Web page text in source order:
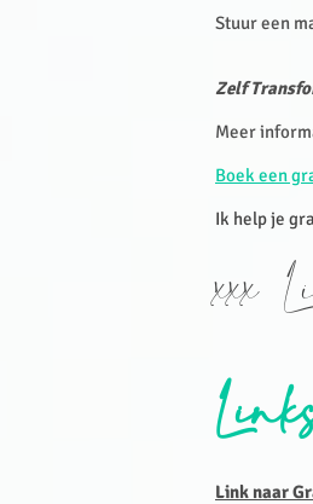
Stuur een
Zelf
Meer
Boek een
Ik help je
xxx
Link naar